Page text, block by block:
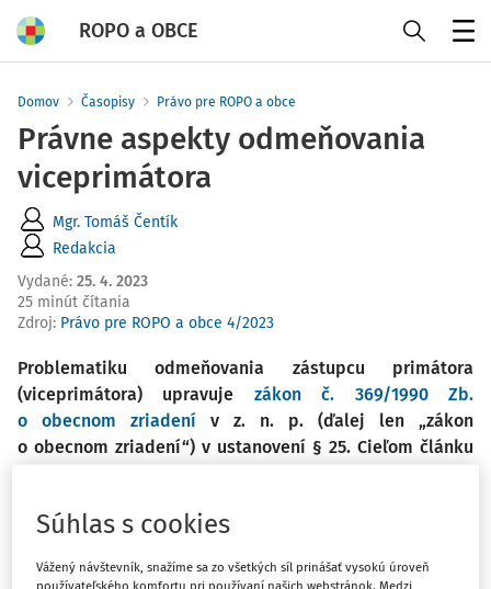
ROPO a OBCE
Domov Časopisy Právo pre ROPO a obce
Právne aspekty odmeňovania
viceprimátora
Mgr. Tomáš Čentík
Redakcia
Vydané: 25. 4. 2023
25 minút čítania
Zdroj: Právo pre ROPO a obce 4/2023
Problematiku odmeňovania zástupcu primátora
(viceprimátora) upravuje zákon č. 369/1990 Zb.
o obecnom zriadení v z. n. p. (ďalej len „zákon
o obecnom zriadení“) v ustanovení § 25. Cieľom článku
metódy. Výlučné používanie jazykového výkladu totiž
absurdným záverom, ktoré nevystihujú zmysel a účel
Súhlas s cookies
Vážený návštevník, snažíme sa zo všetkých síl prinášať vysokú úroveň